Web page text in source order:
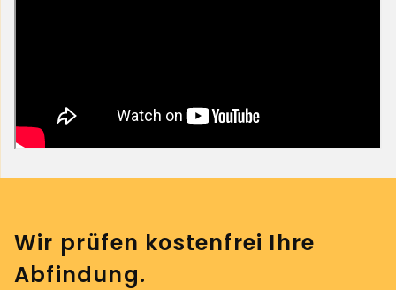
Wir prüfen kostenfrei Ihre
Abfindung.